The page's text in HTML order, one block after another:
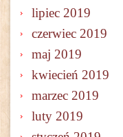
lipiec 2019
czerwiec 2019
maj 2019
kwiecień 2019
marzec 2019
luty 2019